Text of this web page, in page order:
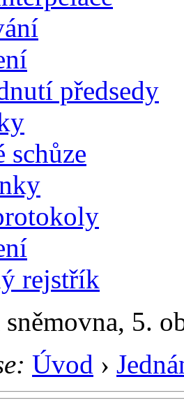
předsedy
schůze
rejstřík
sněmovna, 5.
Úvod ›